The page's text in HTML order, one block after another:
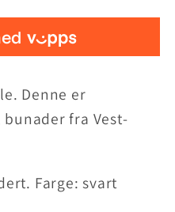
Denne er
fra Vest-
Farge: svart